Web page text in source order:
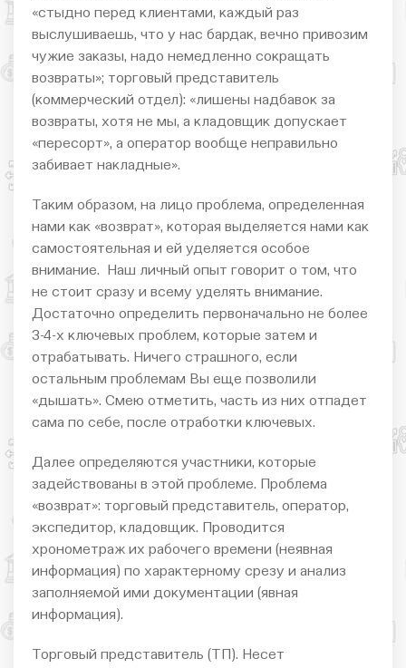
«стыдно перед клиентами, каждый раз
выслушиваешь, что у нас бардак, вечно привозим
чужие заказы, надо немедленно сокращать
возвраты»; торговый представитель
(коммерческий отдел): «лишены надбавок за
возвраты, хотя не мы, а кладовщик допускает
«пересорт», а оператор вообще неправильно
забивает накладные».
Таким образом, на лицо проблема, определенная
нами как «возврат», которая выделяется нами как
самостоятельная и ей уделяется особое
внимание. Наш личный опыт говорит о том, что
не стоит сразу и всему уделять внимание.
Достаточно определить первоначально не более
3-4-х ключевых проблем, которые затем и
отрабатывать. Ничего страшного, если
остальным проблемам Вы еще позволили
«дышать». Смею отметить, часть из них отпадет
сама по себе, после отработки ключевых.
Далее определяются участники, которые
задействованы в этой проблеме. Проблема
«возврат»: торговый представитель, оператор,
экспедитор, кладовщик. Проводится
хронометраж их рабочего времени (неявная
информация) по характерному срезу и анализ
заполняемой ими документации (явная
информация).
Торговый представитель (ТП). Несет